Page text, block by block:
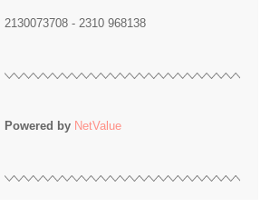
2130073708 - 2310 968138
Powered by NetValue